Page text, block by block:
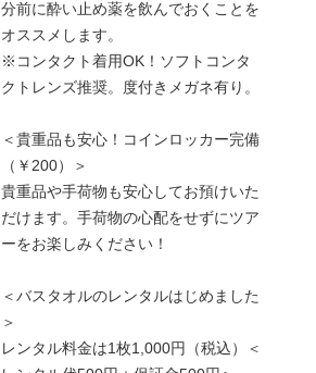
分前に酔い止め薬を飲んでおくことを
オススメします。
※コンタクト着用OK！ソフトコンタ
クトレンズ推奨。度付きメガネ有り。
＜貴重品も安心！コインロッカー完備
（￥200）＞
貴重品や手荷物も安心してお預けいた
だけます。手荷物の心配をせずにツア
ーをお楽しみください！
＜バスタオルのレンタルはじめました
＞
レンタル料金は1枚1,000円（税込）＜